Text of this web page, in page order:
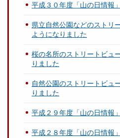
平成３０年度「山の日情報
県立自然公園などのストリ
ようになりました
桜の名所のストリートビュ
りました
自然公園のストリートビュ
りました
平成２９年度「山の日情報
平成２８年度「山の日情報